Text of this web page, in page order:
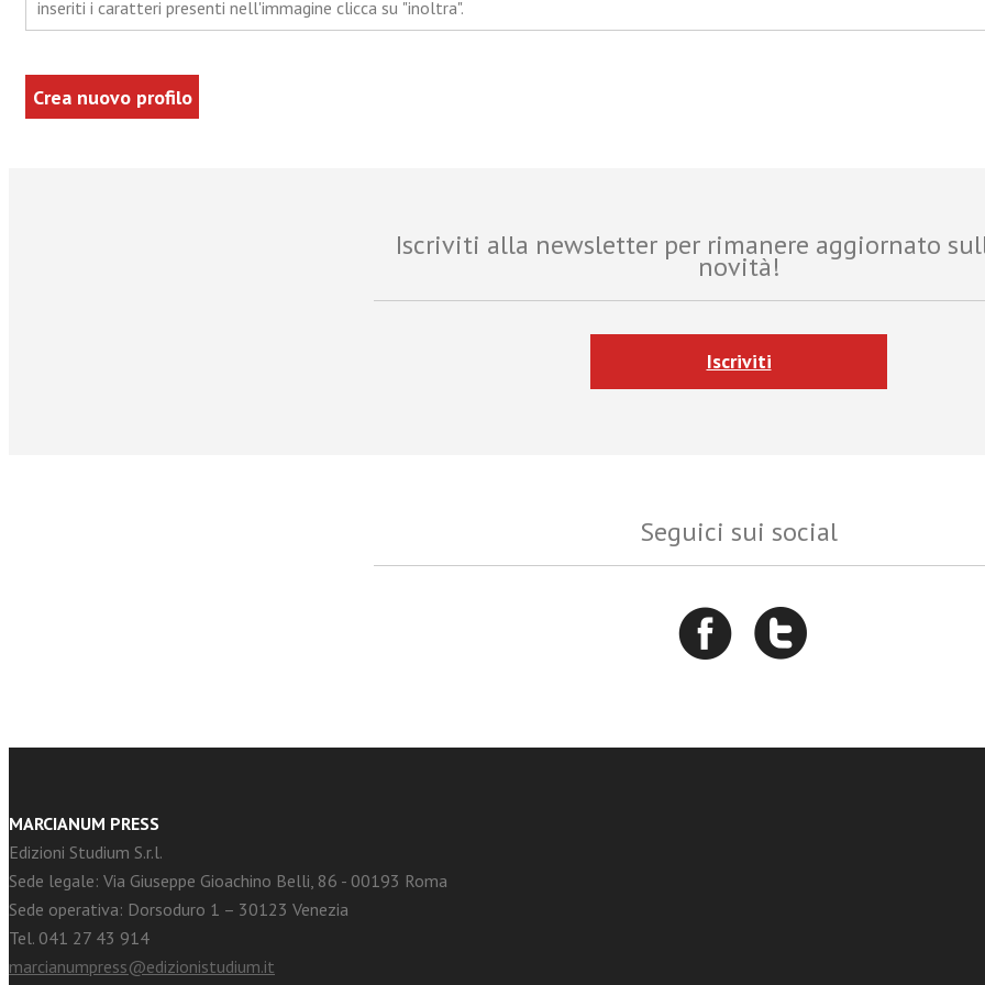
inseriti i caratteri presenti nell'immagine clicca su "inoltra".
Iscriviti alla newsletter per rimanere aggiornato
novità!
Iscriviti
Seguici sui social
MARCIANUM PRESS
Edizioni Studium S.r.l.
Sede legale: Via Giuseppe Gioachino Belli, 86 - 00193 Roma
Sede operativa: Dorsoduro 1 – 30123 Venezia
Tel. 041 27 43 914
marcianumpress@edizionistudium.it